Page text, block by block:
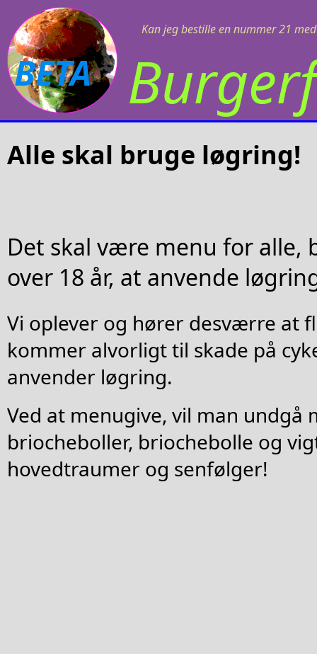
Kan jeg bestille en nummer 21
BETA
Alle skal bruge løgring!
Det skal være menu for alle,
over 18 år, at anvende
Vi oplever og hører desværre at
kommer alvorligt til skade på
anvender løgring.
Ved at menugive, vil man undgå
briocheboller, briochebolle og
hovedtraumer og senfølger!